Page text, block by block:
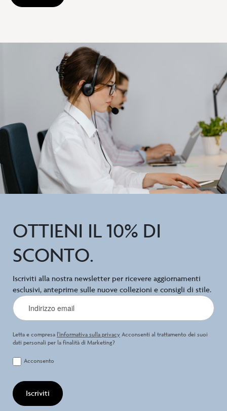
OTTIENI IL 10% DI
SCONTO.
Iscriviti alla nostra newsletter per ricevere aggiornamenti
esclusivi, anteprime sulle nuove collezioni e consigli di stile.
Letta e compresa l’informativa sulla privacy Acconsenti al trattamento dei suoi
dati personali per la finalità di Marketing?
Acconsento
Iscriviti